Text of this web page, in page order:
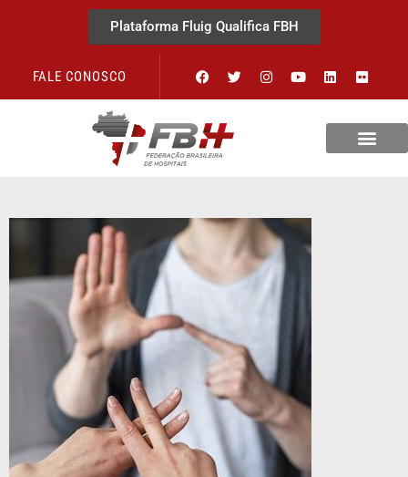
Plataforma Fluig Qualifica FBH
FALE CONOSCO